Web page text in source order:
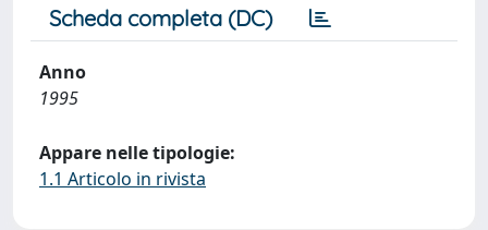
Scheda completa (DC)
Anno
1995
Appare nelle tipologie:
1.1 Articolo in rivista